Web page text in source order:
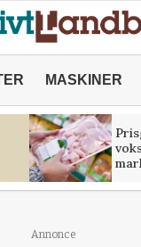
MASKINER
Annonce